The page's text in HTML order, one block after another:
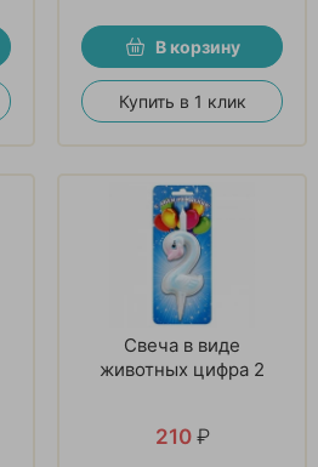
В корзину
Купить в 1 клик
Свеча в виде
животных цифра 2
210 ₽